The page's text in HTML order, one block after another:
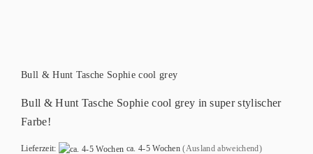
Bull & Hunt Tasche Sophie cool grey
Bull & Hunt Tasche Sophie cool grey in super stylischer
Farbe!
Lieferzeit: ca. 4-5 Wochen (Ausland abweichend)